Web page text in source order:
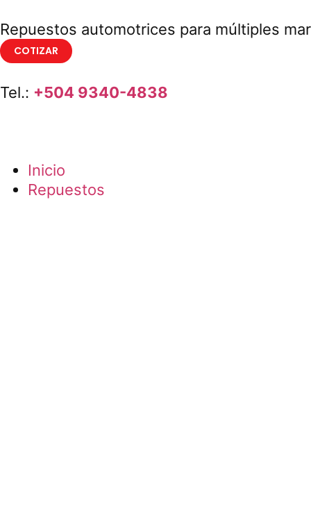
Repuestos automotrices para múltiples
COTIZAR
Tel.: +504 9340-4838
Inicio
Repuestos